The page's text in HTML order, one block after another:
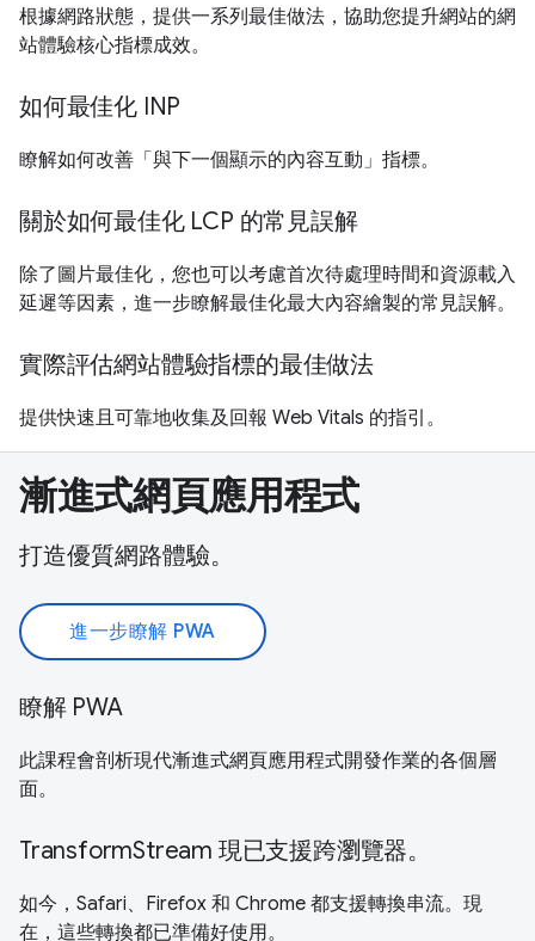
根據網路狀態，提供一系列最佳做法，協助您提升網站的網
站體驗核心指標成效。
如何最佳化 INP
瞭解如何改善「與下一個顯示的內容互動」指標。
關於如何最佳化 LCP 的常見誤解
除了圖片最佳化，您也可以考慮首次待處理時間和資源載入
延遲等因素，進一步瞭解最佳化最大內容繪製的常見誤解。
實際評估網站體驗指標的最佳做法
提供快速且可靠地收集及回報 Web Vitals 的指引。
漸進式網頁應用程式
打造優質網路體驗。
進一步瞭解 PWA
瞭解 PWA
此課程會剖析現代漸進式網頁應用程式開發作業的各個層
面。
TransformStream 現已支援跨瀏覽器。
如今，Safari、Firefox 和 Chrome 都支援轉換串流。現
在，這些轉換都已準備好使用。